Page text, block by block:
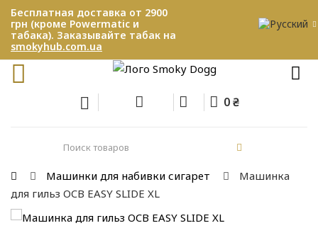
Бесплатная доставка от 2900
грн (кроме Powermatic и
табака). Заказывайте табак на
smokyhub.com.ua
0 ₴
Машинки для набивки сигарет
Машинка
для гильз OCB EASY SLIDE XL